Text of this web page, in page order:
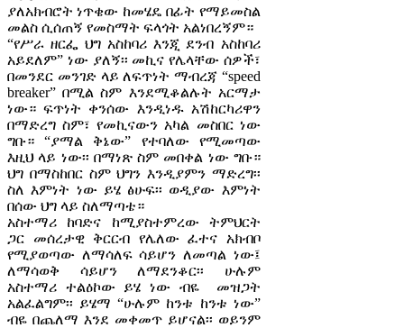
ያለአክብሮት ነጥቄው ከመሄዴ በፊት የማይመስል
መልስ ሲሰጠኝ የመስማት ፍላጎት አልነበረኝም።
“የሥራ ዘርፌ ህግ አስከባሪ እንጂ ደንብ አስከባሪ
አይደለም” ነው ያለኝ፡፡ መኪና የሌላቸው ሰዎች፣
በመንደር መንገድ ላይ ለፍጥነት ማብረጃ “speed
breaker” በሚል ስም እንደሚቆልሉት አርማታ
ነው። ፍጥነት ቀንሰው እንዲነዱ አሽከርካሪዋን
በማድረግ ስም፣ የመኪናውን አካል መስበር ነው
ግቡ። “ያማል ቅኔው” የተባለው የሚመጣው
እዚህ ላይ ነው፡፡ በማነጽ ስም መበቀል ነው ግቡ።
ህግ በማስከበር ስም ህግን እንዲያምን ማድረግ፡፡
ስለ እምነት ነው ይሄ ፅሁፍ፡፡ ወዲያው እምነት
በሰው ህግ ላይ ስለማጣቴ።
አስተማሪ ከባድና ከሚያስተምረው ትምህርት
ጋር መሰረታዊ ቅርርብ የሌለው ፈተና አክብቦ
የሚያወጣው ለማሳለፍ ሳይሆን ለመጣል ነው፤
ለማሳወቅ ሳይሆን ለማደንቆር፡፡ ሁሉም
አስተማሪ ተልዕኮው ይሄ ነው ብዬ መዝጋት
አልፈልግም፡፡ ይሄማ “ሁሉም ከንቱ ከንቱ ነው”
ብዬ በጨለማ እንደ መቀመጥ ይሆናል፡፡ ወይንም